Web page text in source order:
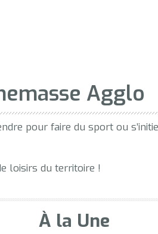
Agglo
pour faire du sport ou
loisirs du territoire !
À la Une